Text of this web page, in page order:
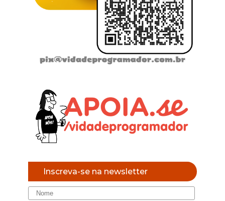
Inscreva-se na newsletter